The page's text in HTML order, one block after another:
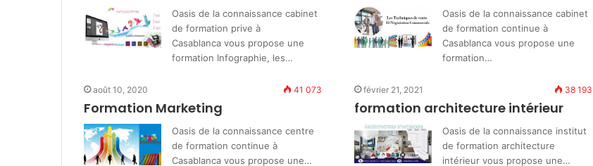
Oasis de la connaissance cabinet
de formation prive à
Casablanca vous propose une
formation Infographie, les…
Oasis de la connaissance cabinet
de formation continue à
Casablanca vous propose une
formation…
août 10, 2020 41 073
Formation Marketing
Oasis de la connaissance centre
de formation continue à
Casablanca vous propose une…
février 21, 2021 38 193
formation architecture intérieur
Oasis de la connaissance institut
de formation architecture
intérieur vous propose une…